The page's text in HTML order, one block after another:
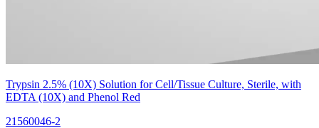
Trypsin 2.5% (10X) Solution for Cell/Tissue Culture, Sterile, with
EDTA (10X) and Phenol Red
21560046-2